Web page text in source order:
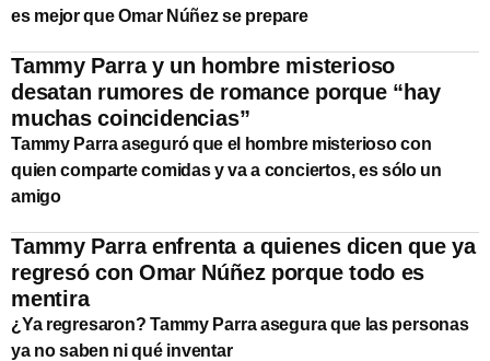
es mejor que Omar Núñez se prepare
Tammy Parra y un hombre misterioso
desatan rumores de romance porque “hay
muchas coincidencias”
Tammy Parra aseguró que el hombre misterioso con
quien comparte comidas y va a conciertos, es sólo un
amigo
Tammy Parra enfrenta a quienes dicen que ya
regresó con Omar Núñez porque todo es
mentira
¿Ya regresaron? Tammy Parra asegura que las personas
ya no saben ni qué inventar